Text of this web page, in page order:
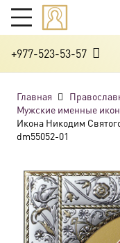
+977-523-53-57
Главная
Мужские именные
Икона Никодим
dm55052-01